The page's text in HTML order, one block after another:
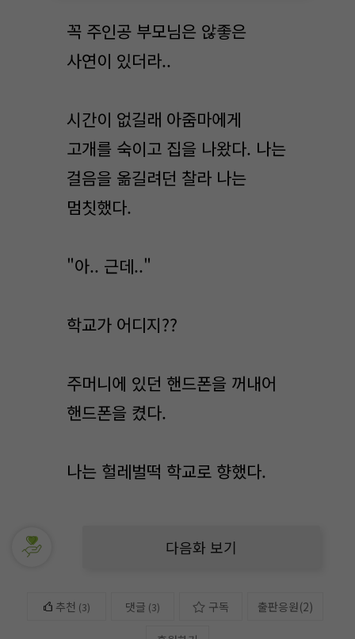
꼭 주인공 부모님은 않좋은
사연이 있더라..
시간이 없길래 아줌마에게
고개를 숙이고 집을 나왔다. 나는
걸음을 옮길려던 찰라 나는
멈칫했다.
"아.. 근데.."
학교가 어디지??
주머니에 있던 핸드폰을 꺼내어
핸드폰을 켰다.
나는 헐레벌떡 학교로 향했다.
다음화 보기
추천 (3) 댓글 (3) 구독 출판응원(2)